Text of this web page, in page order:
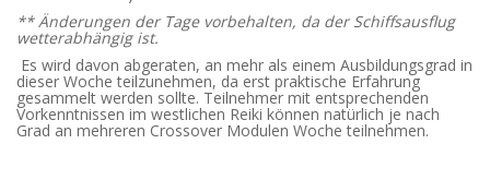
** Änderungen der Tage vorbehalten, da der Schiffsausflug
wetterabhängig ist.
Es wird davon abgeraten, an mehr als einem Ausbildungsgrad in
dieser Woche teilzunehmen, da erst praktische Erfahrung
gesammelt werden sollte. Teilnehmer mit entsprechenden
Vorkenntnissen im westlichen Reiki können natürlich je nach
Grad an mehreren Crossover Modulen Woche teilnehmen.